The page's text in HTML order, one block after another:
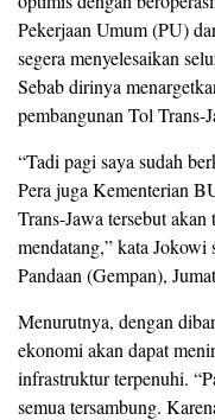
Pekerjaan Umum (PU)
segera menyelesaikan
Sebab dirinya
pembangunan Tol Trans-
“Tadi pagi saya sudah
Pera juga Kementerian
Trans-Jawa tersebut
mendatang,” kata Jokowi
Pandaan (Gempan),
Menurutnya, dengan
ekonomi akan dapat
infrastruktur terpenuhi.
semua tersambung.